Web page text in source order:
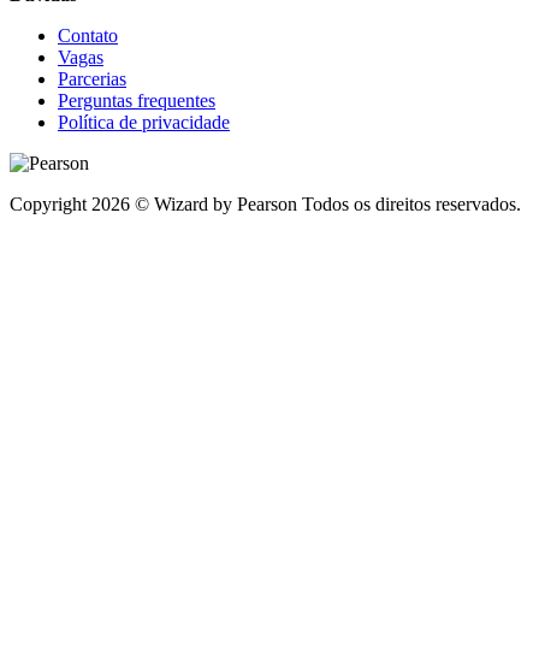
Contato
Vagas
Parcerias
Perguntas frequentes
Política de privacidade
Copyright 2026 © Wizard by Pearson Todos os direitos reservados.